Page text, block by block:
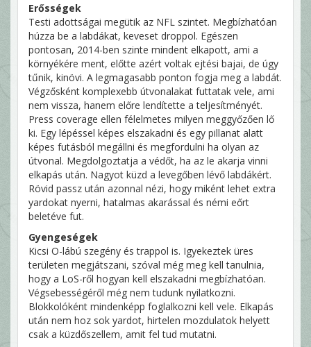
Erősségek
Testi adottságai megütik az NFL szintet. Megbízhatóan
húzza be a labdákat, keveset droppol. Egészen
pontosan, 2014-ben szinte mindent elkapott, ami a
környékére ment, előtte azért voltak ejtési bajai, de úgy
tűnik, kinövi. A legmagasabb ponton fogja meg a labdát.
Végzősként komplexebb útvonalakat futtatak vele, ami
nem vissza, hanem előre lendítette a teljesítményét.
Press coverage ellen félelmetes milyen meggyőzően lő
ki. Egy lépéssel képes elszakadni és egy pillanat alatt
képes futásból megállni és megfordulni ha olyan az
útvonal. Megdolgoztatja a védőt, ha az le akarja vinni
elkapás után. Nagyot küzd a levegőben lévő labdákért.
Rövid passz után azonnal nézi, hogy miként lehet extra
yardokat nyerni, hatalmas akarással és némi eőrt
beletéve fut.
Gyengeségek
Kicsi O-lábú szegény és trappol is. Igyekeztek üres
területen megjátszani, szóval még meg kell tanulnia,
hogy a LoS-ről hogyan kell elszakadni megbízhatóan.
Végsebességéről még nem tudunk nyilatkozni.
Blokkolóként mindenképp foglalkozni kell vele. Elkapás
után nem hoz sok yardot, hirtelen mozdulatok helyett
csak a küzdőszellem, amit fel tud mutatni.